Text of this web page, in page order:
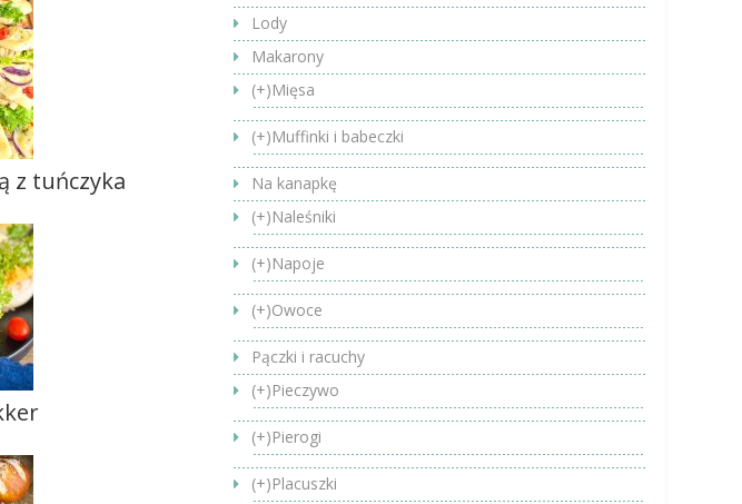
z tuńczyka
Lody
Makarony
(+)Mięsa
(+)Muffinki i babeczki
Na kanapkę
(+)Naleśniki
(+)Napoje
(+)Owoce
Pączki i racuchy
(+)Pieczywo
(+)Pierogi
(+)Placuszki